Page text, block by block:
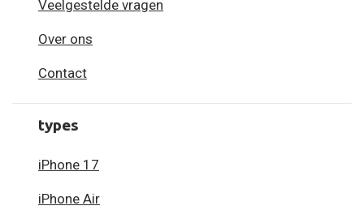
Veelgestelde vragen
Over ons
Contact
types
iPhone 17
iPhone Air